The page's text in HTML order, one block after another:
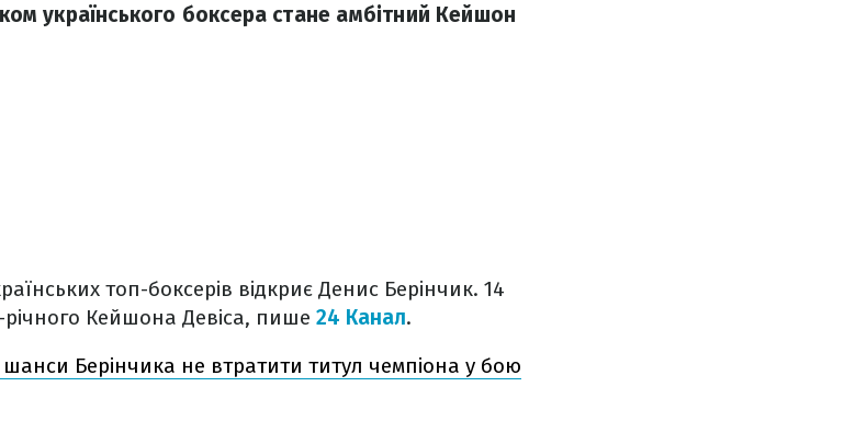
українського боксера стане амбітний Кейшон
топ-боксерів відкриє Денис Берінчик. 14
Кейшона Девіса, пише 24 Канал.
Берінчика не втратити титул чемпіона у бою